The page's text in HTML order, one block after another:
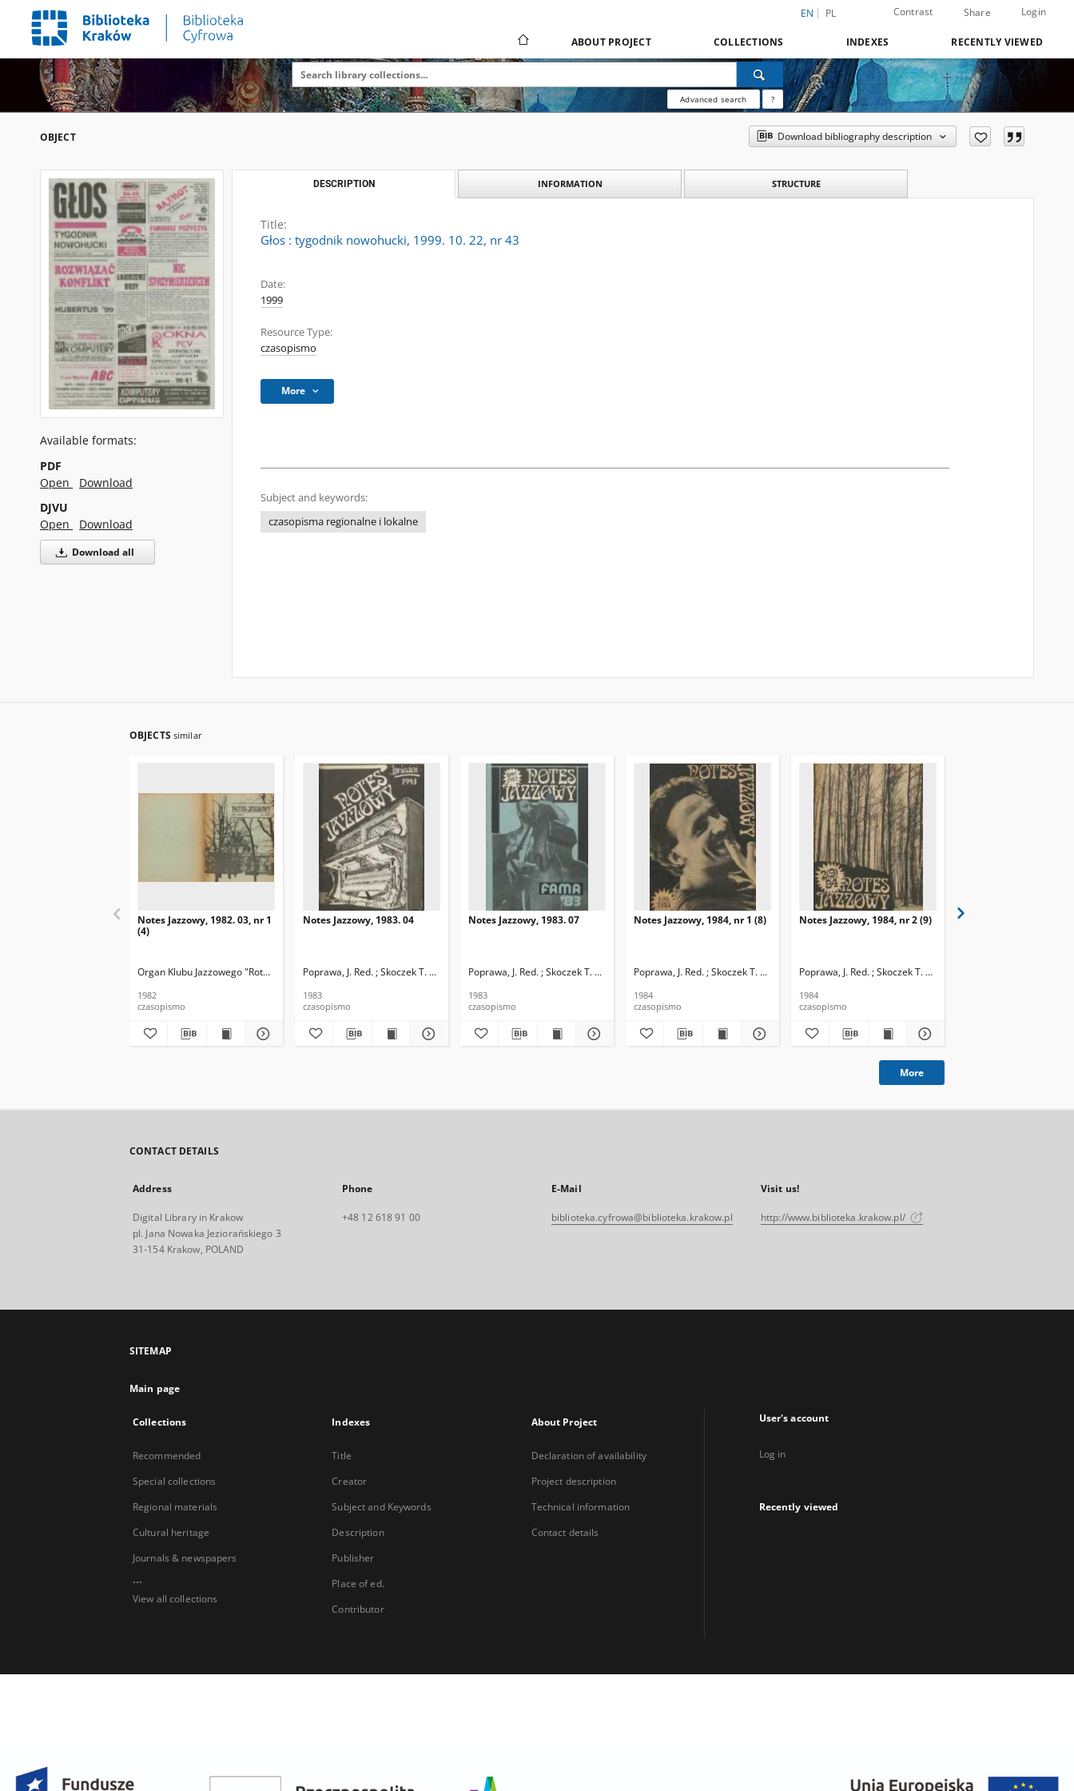
EN PL Contrast Share Login
ABOUT PROJECT COLLECTIONS INDEXES RECENTLY VIEWED
Advanced search ?
OBJECT Download bibliography description
Available formats:
PDF
Open
Download
DJVU
Open
Download
Download all
DESCRIPTION INFORMATION STRUCTURE
Title:
Głos : tygodnik nowohucki, 1999. 10. 22, nr 43
Date:
1999
Resource Type:
czasopismo
More
Subject and keywords:
czasopisma regionalne i lokalne
OBJECTS similar
Notes Jazzowy, 1982. 03, nr 1
(4)
Organ Klubu Jazzowego "Rotunda" Skoczek, T. Red.
1982
czasopismo
Notes Jazzowy, 1983. 04
Poprawa, J. Red. ; Skoczek T. Red.
1983
czasopismo
Notes Jazzowy, 1983. 07
Poprawa, J. Red. ; Skoczek T. Red.
1983
czasopismo
Notes Jazzowy, 1984, nr 1 (8)
Poprawa, J. Red. ; Skoczek T. Red.
1984
czasopismo
Notes Jazzowy, 1984, nr 2 (9)
Poprawa, J. Red. ; Skoczek T. Red.
1984
czasopismo
More
CONTACT DETAILS
Address
Digital Library in Krakow
pl. Jana Nowaka Jeziorańskiego 3
31-154 Krakow, POLAND
Phone
+48 12 618 91 00
E-Mail
biblioteka.cyfrowa@biblioteka.krakow.pl
Visit us!
http://www.biblioteka.krakow.pl/
SITEMAP
Main page
Collections
Recommended
Special collections
Regional materials
Cultural heritage
Journals & newspapers
...
View all collections
Indexes
Title
Creator
Subject and Keywords
Description
Publisher
Place of ed.
Contributor
About Project
Declaration of availability
Project description
Technical information
Contact details
User's account
Log in
Recently viewed